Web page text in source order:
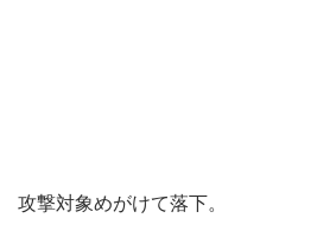
攻撃対象めがけて落下。